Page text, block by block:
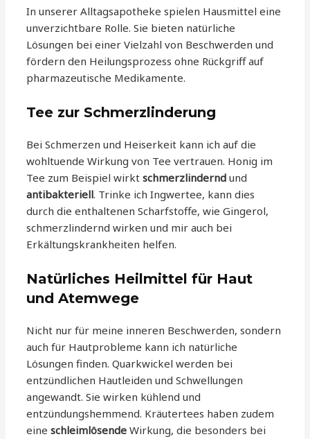
In unserer Alltagsapotheke spielen Hausmittel eine
unverzichtbare Rolle. Sie bieten natürliche
Lösungen bei einer Vielzahl von Beschwerden und
fördern den Heilungsprozess ohne Rückgriff auf
pharmazeutische Medikamente.
Tee zur Schmerzlinderung
Bei Schmerzen und Heiserkeit kann ich auf die
wohltuende Wirkung von Tee vertrauen. Honig im
Tee zum Beispiel wirktschmerzlindernd und
antibakteriell. Trinke ich Ingwertee, kann dies
durch die enthaltenen Scharfstoffe, wie Gingerol,
schmerzlindernd wirken und mir auch bei
Erkältungskrankheiten helfen.
Natürliches Heilmittel für Haut
und Atemwege
Nicht nur für meine inneren Beschwerden, sondern
auch für Hautprobleme kann ich natürliche
Lösungen finden. Quarkwickel werden bei
entzündlichen Hautleiden und Schwellungen
angewandt. Sie wirken kühlend und
entzündungshemmend. Kräutertees haben zudem
eineschleimlösende Wirkung, die besonders bei